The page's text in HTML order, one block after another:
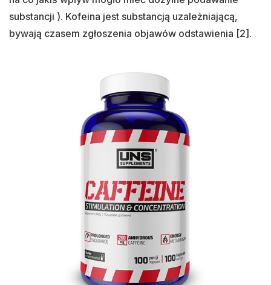
substancji ). Kofeina jest substancją uzależniającą,
bywają czasem zgłoszenia objawów odstawienia [2].